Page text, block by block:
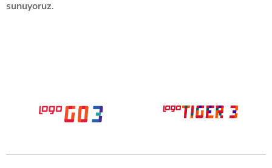
sunuyoruz.